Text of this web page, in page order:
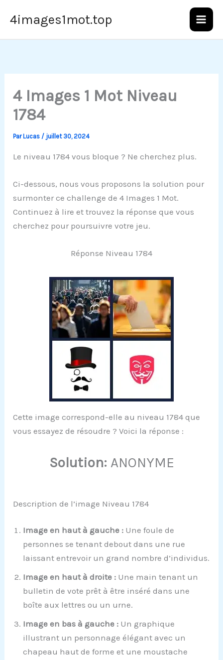
4images1mot.top
4 Images 1 Mot Niveau
1784
ParLucas / juillet 30, 2024
Le niveau 1784 vous bloque ? Ne cherchez plus.
Ci-dessous, nous vous proposons la solution pour
surmonter ce challenge de 4 Images 1 Mot.
Continuez à lire et trouvez la réponse que vous
cherchez pour poursuivre votre jeu.
Réponse Niveau 1784
Cette image correspond-elle au niveau 1784 que
vous essayez de résoudre ? Voici la réponse :
Solution: ANONYME
Description de l’image Niveau 1784
Image en haut à gauche : Une foule de
personnes se tenant debout dans une rue
laissant entrevoir un grand nombre d’individus.
Image en haut à droite : Une main tenant un
bulletin de vote prêt à être inséré dans une
boîte aux lettres ou un urne.
Image en bas à gauche : Un graphique
illustrant un personnage élégant avec un
chapeau haut de forme et une moustache